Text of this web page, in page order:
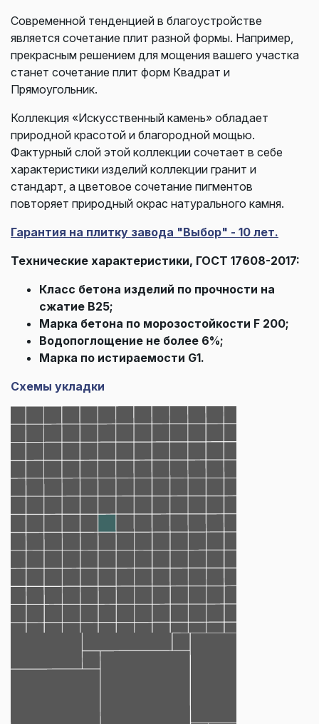
Современной тенденцией в благоустройстве
является сочетание плит разной формы. Например,
прекрасным решением для мощения вашего участка
станет сочетание плит форм Квадрат и
Прямоугольник.
Коллекция «Искусственный камень» обладает
природной красотой и благородной мощью.
Фактурный слой этой коллекции сочетает в себе
характеристики изделий коллекции гранит и
стандарт, а цветовое сочетание пигментов
повторяет природный окрас натурального камня.
Гарантия на плитку завода "Выбор" - 10 лет.
Технические характеристики, ГОСТ 17608-2017:
Класс бетона изделий по прочности на
сжатие В25;
Марка бетона по морозостойкости F 200;
Водопоглощение не более 6%;
Марка по истираемости G1.
Схемы укладки